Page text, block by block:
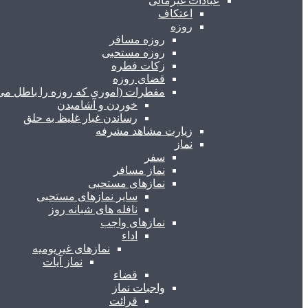
اعتکاف
روزه
روزه مسافر
روزه مستحبی
زکات فطره
قضای روزه
مفطرات (اموری که روزه را باطل
خوردن و آشامیدن
رساندن غبار غلیظ به حلق
زیارت مشاهد مشرفه
نماز
سفر
نماز مسافر
نمازهای مستحبی
سایر نمازهای مستحبی
نافله های شبانه روز
نمازهای واجب
اداء
نمازهای غیریومیه
نماز آیات
قضاء
واجبات نماز
قرائت